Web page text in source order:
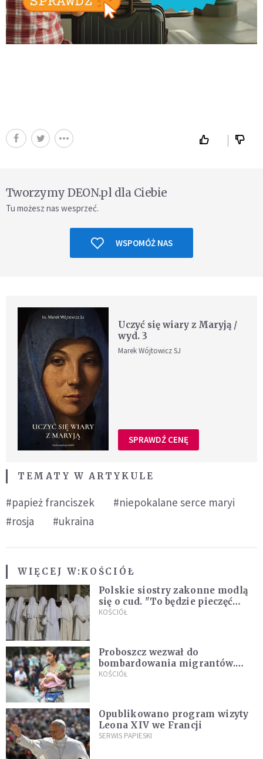
Tworzymy DEON.pl dla Ciebie
Tu możesz nas wesprzeć.
WSPOMÓŻ NAS
Uczyć się wiary z Maryją /
wyd. 3
Marek Wójtowicz SJ
SPRAWDŹ CENĘ
TEMATY W ARTYKULE
#papież franciszek
#niepokalane serce maryi
#rosja
#ukraina
WIĘCEJ W:KOŚCIÓŁ
Polskie siostry zakonne modlą
się o cud. "To będzie pieczęć
Pana Boga dla naszej wiary"
KOŚCIÓŁ
Proboszcz wezwał do
bombardowania migrantów.
"Masowy ogień przeciwko
KOŚCIÓŁ
Opublikowano program wizyty
Leona XIV we Francji
SERWIS PAPIESKI